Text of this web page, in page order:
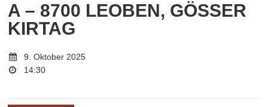
A – 8700 LEOBEN, GÖSSER
KIRTAG
9. Oktober 2025
14:30